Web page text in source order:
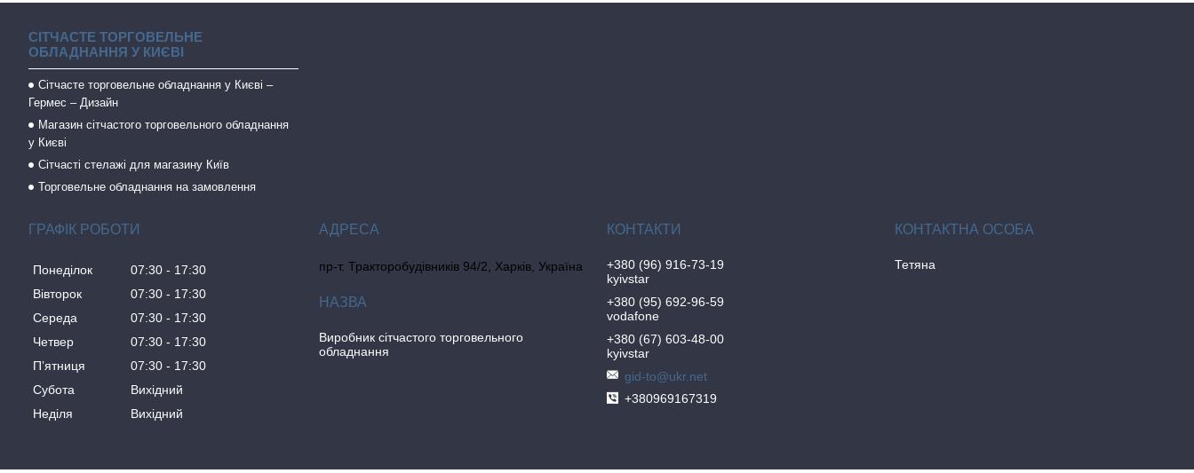
СІТЧАСТЕ ТОРГОВЕЛЬНЕ
ОБЛАДНАННЯ У КИЄВІ
Сітчасте торговельне обладнання у Києві –
Гермес – Дизайн
Магазин сітчастого торговельного обладнання
у Києві
Сітчасті стелажі для магазину Київ
Торговельне обладнання на замовлення
ГРАФІК РОБОТИ
Понеділок 07:30
17:30
Вівторок
07:30
17:30
Середа
07:30
17:30
Четвер
07:30
17:30
Пʼятниця
07:30
17:30
Субота
Вихідний
Неділя
Вихідний
пр-т. Тракторобудівників 94/2, Харків, Україна
Виробник сітчастого торговельного
обладнання
+380 (96) 916-73-19
kyivstar
+380 (95) 692-96-59
vodafone
+380 (67) 603-48-00
kyivstar
gid-to@ukr.net
+380969167319
Тетяна